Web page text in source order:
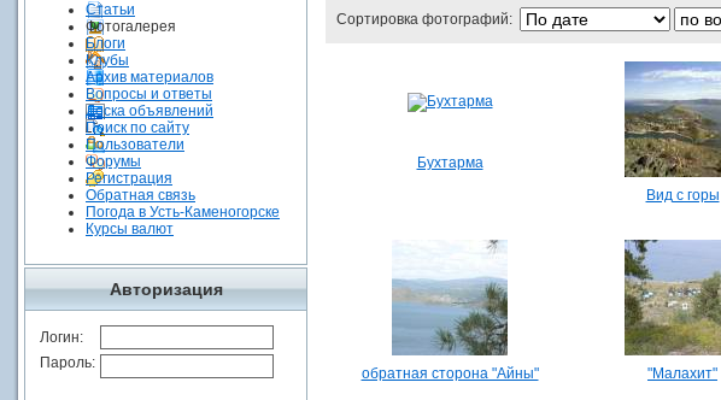
Статьи
Фотогалерея
Блоги
Клубы
Архив материалов
Вопросы и ответы
Доска объявлений
Поиск по сайту
Пользователи
Форумы
Регистрация
Обратная связь
Погода в Усть-Каменогорске
Курсы валют
Авторизация
Логин:
Пароль:
Сортировка фотографий:
Бухтарма
Вид с горы
обратная сторона "Айны" "Малахит"